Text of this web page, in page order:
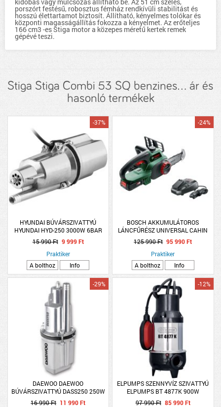
porszórt festésű, robosztus fémház rendkívüli stabilitást és
hosszú élettartamot biztosít. Állítható, kényelmes tolókar és
központi magasságállítás fokozza a kényelmet. Az erőteljes
166 cm3 -es Stiga motor a közepes méretű kertek remek
gépévé teszi.
Stiga Stiga Combi 53 SQ benzines... ár és
hasonló termékek
HYUNDAI BÚVÁRSZIVATTYÚ
HYUNDAI HYD-250 3000W 6BAR
EM.MAG:60M 1200L/H
-37%
15 990 Ft 9 999 Ft
Praktiker
A bolthoz
Info
BOSCH AKKUMULÁTOROS
LÁNCFŰRÉSZ UNIVERSAL CAHIN
18V, AUTOMATA KENÉS
-24%
125 990 Ft 95 990 Ft
Praktiker
A bolthoz
Info
DAEWOO DAEWOO
BÚVÁRSZIVATTYÚ DASS250 250W
-29%
16 990 Ft 11 990 Ft
ELPUMPS SZENNYVÍZ SZIVATTYÚ
ELPUMPS BT 4877K 900W
20000L/H 10M
-12%
97 990 Ft 85 990 Ft